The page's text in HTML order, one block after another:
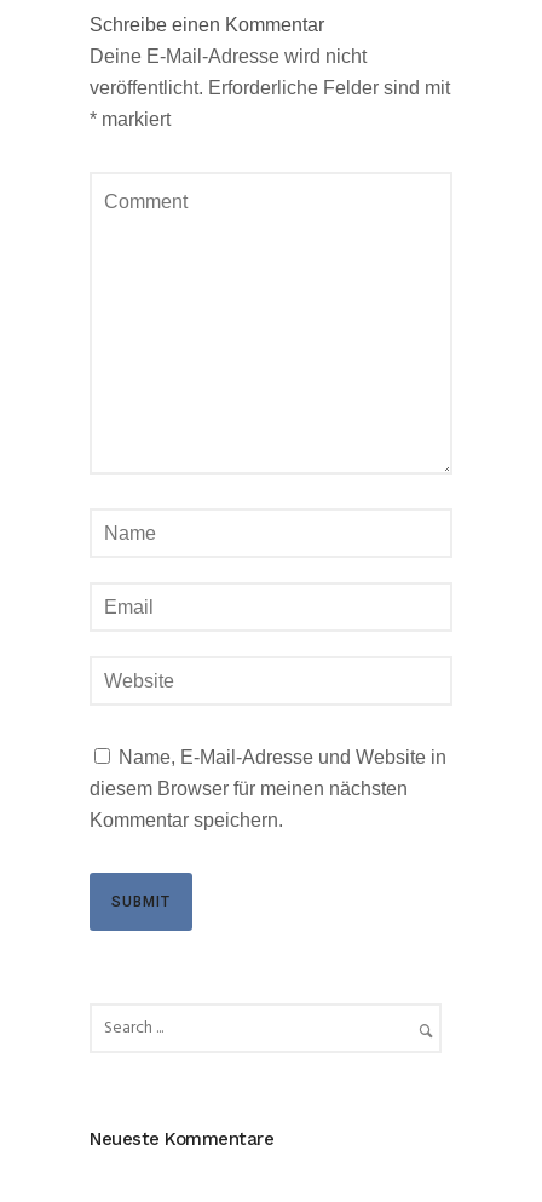
Schreibe einen Kommentar
Deine E-Mail-Adresse wird nicht
veröffentlicht. Erforderliche Felder sind mit
* markiert
Name, E-Mail-Adresse und Website in
diesem Browser für meinen nächsten
Kommentar speichern.
Neueste Kommentare